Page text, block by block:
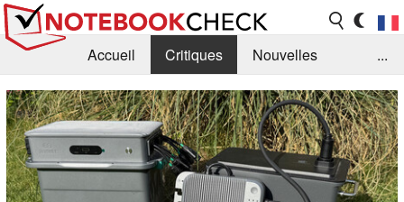
Accueil Critiques
Nouvelles
FAQ
Bibliothèque
Guide d'achat
Recherche
Contact
...